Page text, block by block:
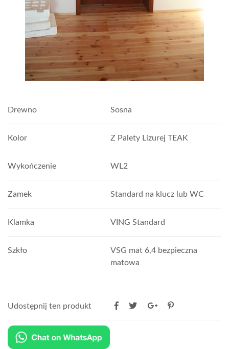
Drewno Sosna
Kolor Z Palety Lizurej TEAK
Wykończenie WL2
Zamek Standard na klucz lub WC
Klamka VING Standard
Szkło
VSG mat 6,4 bezpieczna
matowa
Udostępnij ten produkt